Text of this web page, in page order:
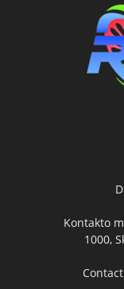
Kontakto
1000,